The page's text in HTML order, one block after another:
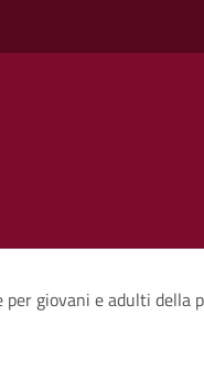
giovani e adulti